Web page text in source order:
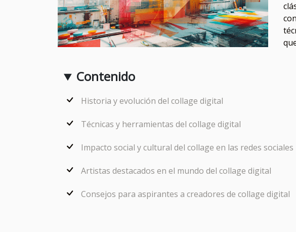
Contenido
Historia y evolución del collage digital
Técnicas y herramientas del collage digital
Impacto social y cultural del collage en las redes sociales
Artistas destacados en el mundo del collage digital
Consejos para aspirantes a creadores de collage digital